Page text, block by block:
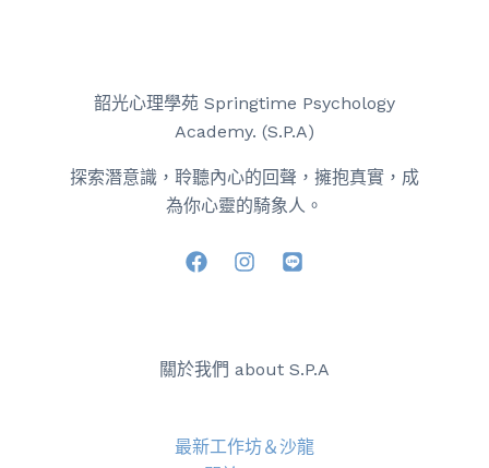
韶光心理學苑 Springtime Psychology
Academy. (S.P.A)
探索潛意識，聆聽內心的回聲，擁抱真實，成
為你心靈的騎象人。
關於我們 about S.P.A
最新工作坊＆沙龍